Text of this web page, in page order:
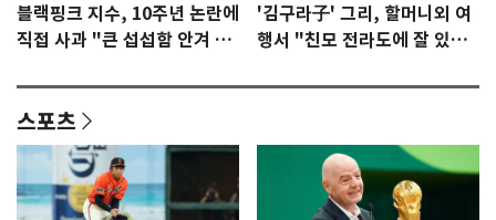
블랙핑크 지수, 10주년 논란에
직접 사과 "큰 섭섭함 안겨 미
'김구라子' 그리, 할머니외 여
행서 "친모 전라도에 잘 있
스포츠